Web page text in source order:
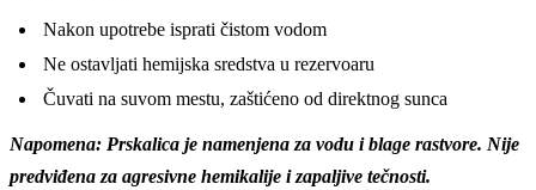
Nakon upotrebe isprati čistom vodom
Ne ostavljati hemijska sredstva u rezervoaru
Čuvati na suvom mestu, zaštićeno od direktnog sunca
Napomena: Prskalica je namenjena za vodu i blage rastvore. Nije
predviđena za agresivne hemikalije i zapaljive tečnosti.